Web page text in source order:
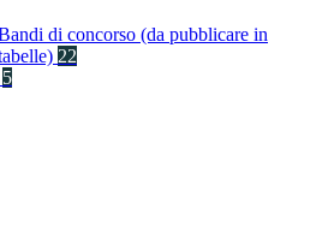
di concorso (da pubblicare in
22
5